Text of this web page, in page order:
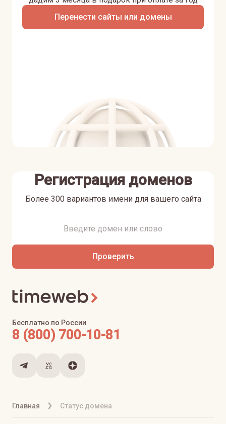
Перенести сайты или домены
Регистрация доменов
Более 300 вариантов имени для вашего сайта
Проверить
Главная Статус домена
Бесплатно по России
8 (800) 700-10-81